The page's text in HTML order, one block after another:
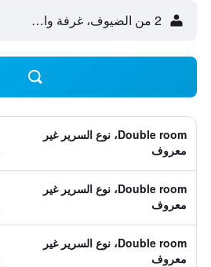
2 من الضيوف، غرفة واحدة
Double room، نوع السرير غير
معروف
Double room، نوع السرير غير
معروف
Double room، نوع السرير غير
معروف